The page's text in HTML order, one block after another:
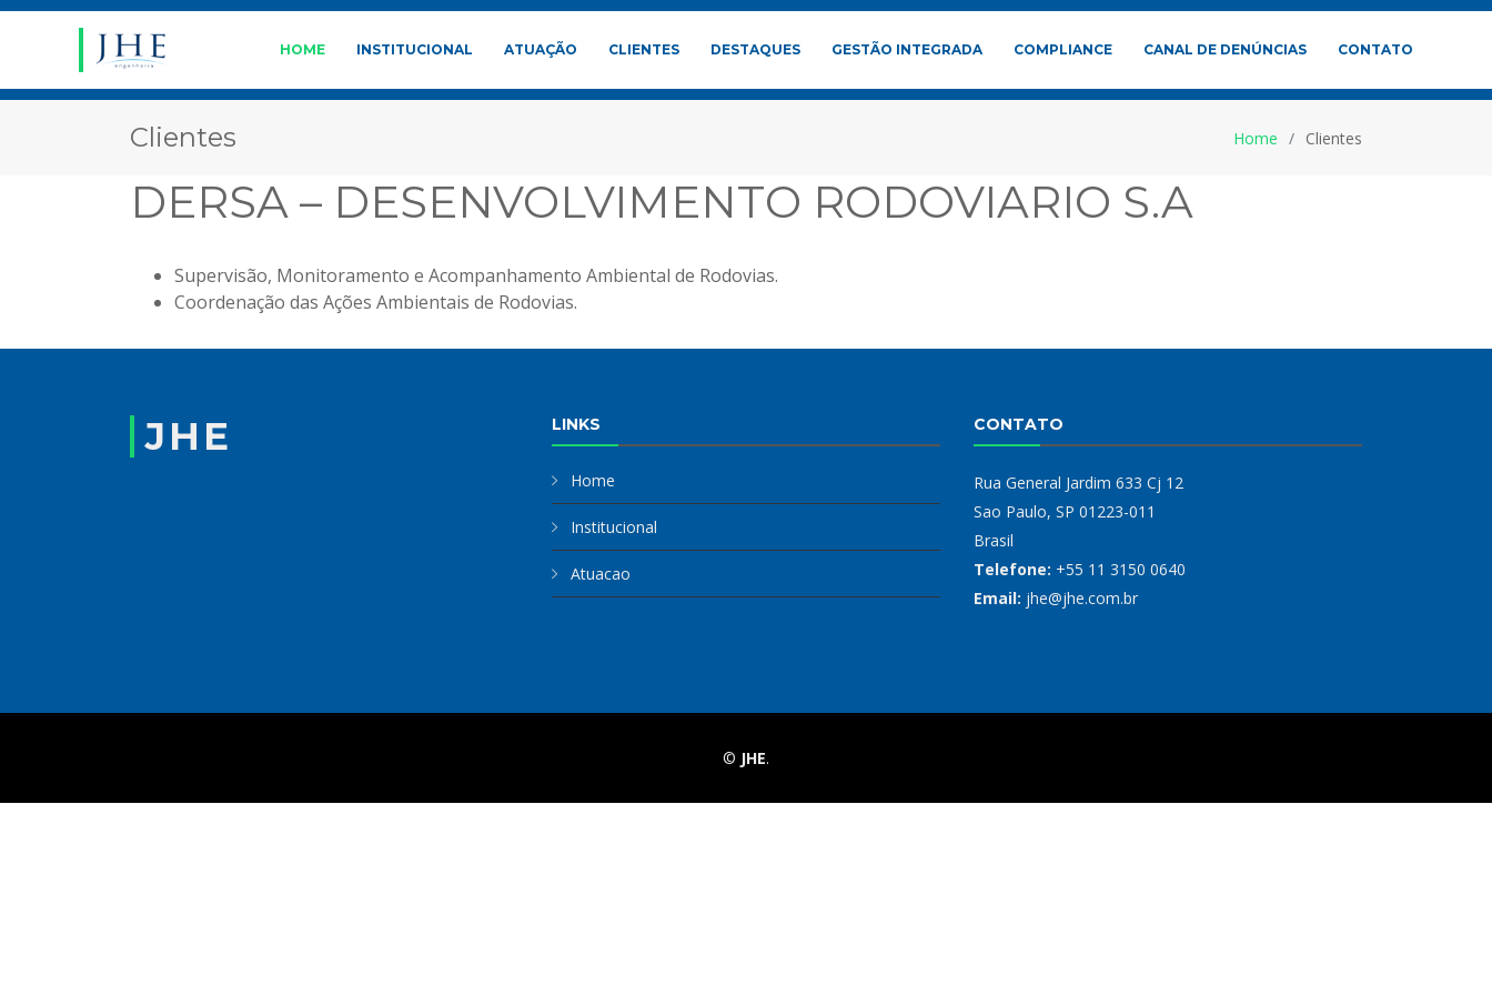
HOME INSTITUCIONAL ATUAÇÃO CLIENTES DESTAQUES GESTÃO INTEGRADA COMPLIANCE CANAL DE DENÚNCIAS CONTATO
Clientes Home Clientes
DERSA – DESENVOLVIMENTO RODOVIARIO S.A
Supervisão, Monitoramento e Acompanhamento Ambiental de Rodovias.
Coordenação das Ações Ambientais de Rodovias.
JHE LINKS
Home
Institucional
Atuacao
CONTATO
Rua General Jardim 633 Cj 12
Sao Paulo, SP 01223-011
Brasil
Telefone: +55 11 3150 0640
Email: jhe@jhe.com.br
© JHE.